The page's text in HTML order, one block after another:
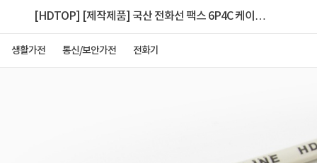
[HDTOP] [제작제품] 국산 전화선 팩스 6P4C 케이블
생활가전 통신/보안가전 전화기